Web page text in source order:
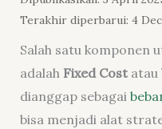
Terakhir diperbarui: 4
Salah satu komponen
adalah Fixed Costatau
dianggap sebagai
bisa menjadi alat